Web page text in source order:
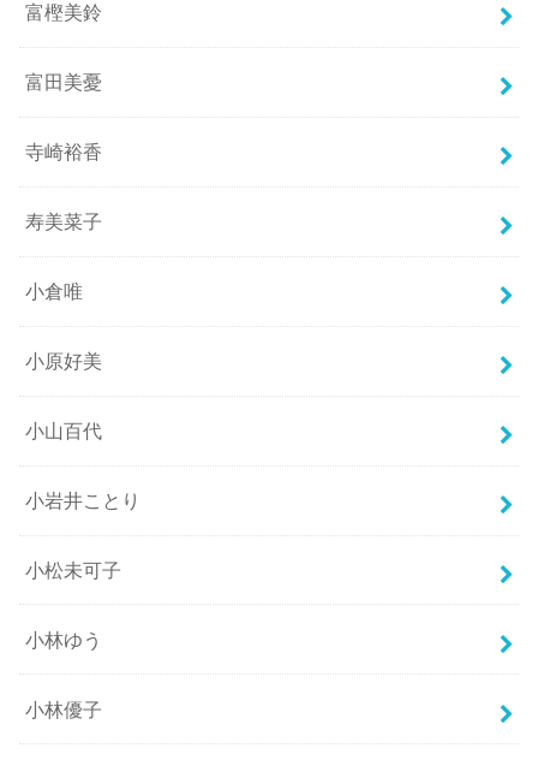
富樫美鈴
富田美憂
寺崎裕香
寿美菜子
小倉唯
小原好美
小山百代
小岩井ことり
小松未可子
小林ゆう
小林優子